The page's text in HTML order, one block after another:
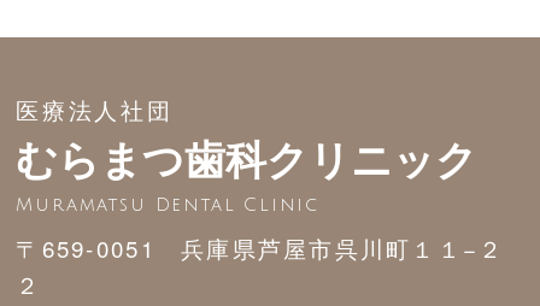
医療法人社団
むらまつ歯科クリニック
Muramatsu Dental Clinic
〒659-0051 兵庫県芦屋市呉川町１１−２
２